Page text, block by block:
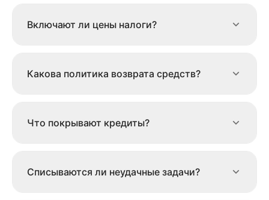
Включают ли цены налоги?
Какова политика возврата средств?
Что покрывают кредиты?
Списываются ли неудачные задачи?